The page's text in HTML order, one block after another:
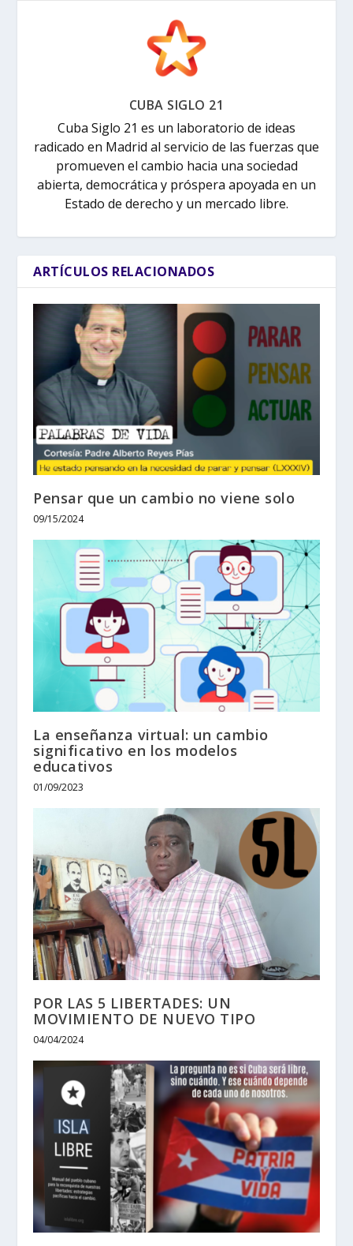
CUBA SIGLO 21
Cuba Siglo 21 es un laboratorio de ideas
radicado en Madrid al servicio de las fuerzas que
promueven el cambio hacia una sociedad
abierta, democrática y próspera apoyada en un
Estado de derecho y un mercado libre.
ARTÍCULOS RELACIONADOS
Pensar que un cambio no viene solo
09/15/2024
La enseñanza virtual: un cambio
significativo en los modelos
educativos
01/09/2023
POR LAS 5 LIBERTADES: UN
MOVIMIENTO DE NUEVO TIPO
04/04/2024